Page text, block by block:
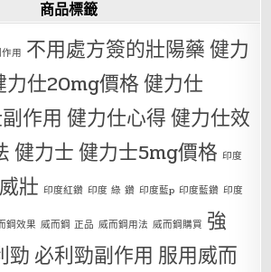
商品標籤
用 不用處方簽的壯陽藥健力
力仕20mg價格健力仕
作用 健力仕心得健力仕效
健力士健力士5mg價格 印度
壯 印度紅鑽 印度 綠 鑽 印度藍p 印度藍鑽 印度
鋼效果 威而鋼 正品 威而鋼用法 威而鋼購買 強
勁 必利勁副作用 服用威而